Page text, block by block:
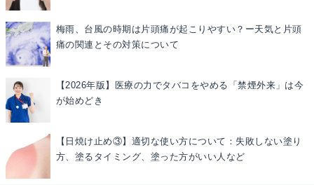
梅雨、台風の時期は片頭痛が起こりやすい？ー天気と片頭
痛の関連とその対策について
【2026年版】医療の力でタバコをやめる「禁煙外来」は今
が始めどき
【日焼け止め③】適切な使い方について：失敗しない塗り
方、塗るタイミング、塗った方がいい人など